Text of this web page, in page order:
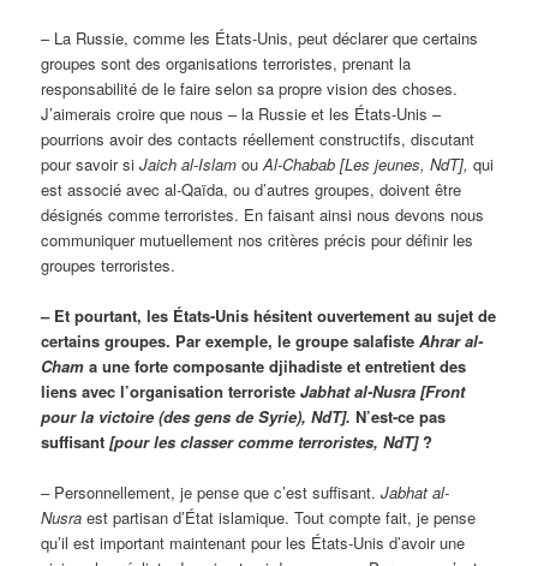
– La Russie, comme les États-Unis, peut déclarer que certains
groupes sont des organisations terroristes, prenant la
responsabilité de le faire selon sa propre vision des choses.
J’aimerais croire que nous – la Russie et les États-Unis –
pourrions avoir des contacts réellement constructifs, discutant
pour savoir siJaich al-IslamouAl-Chabab [Les jeunes, NdT], qui
est associé avec al-Qaïda, ou d’autres groupes, doivent être
désignés comme terroristes. En faisant ainsi nous devons nous
communiquer mutuellement nos critères précis pour définir les
groupes terroristes.
– Et pourtant, les États-Unis hésitent ouvertement au sujet de
certains groupes. Par exemple, le groupe salafisteAhrar al-
Cham a une forte composante djihadiste et entretient des
liens avec l’organisation terroristeJabhat al-Nusra [Front
pour la victoire (des gens de Syrie), NdT]. N’est-ce pas
suffisant[pour les classer comme terroristes, NdT]?
– Personnellement, je pense que c’est suffisant.Jabhat al-
Nusraest partisan d’État islamique. Tout compte fait, je pense
qu’il est important maintenant pour les États-Unis d’avoir une